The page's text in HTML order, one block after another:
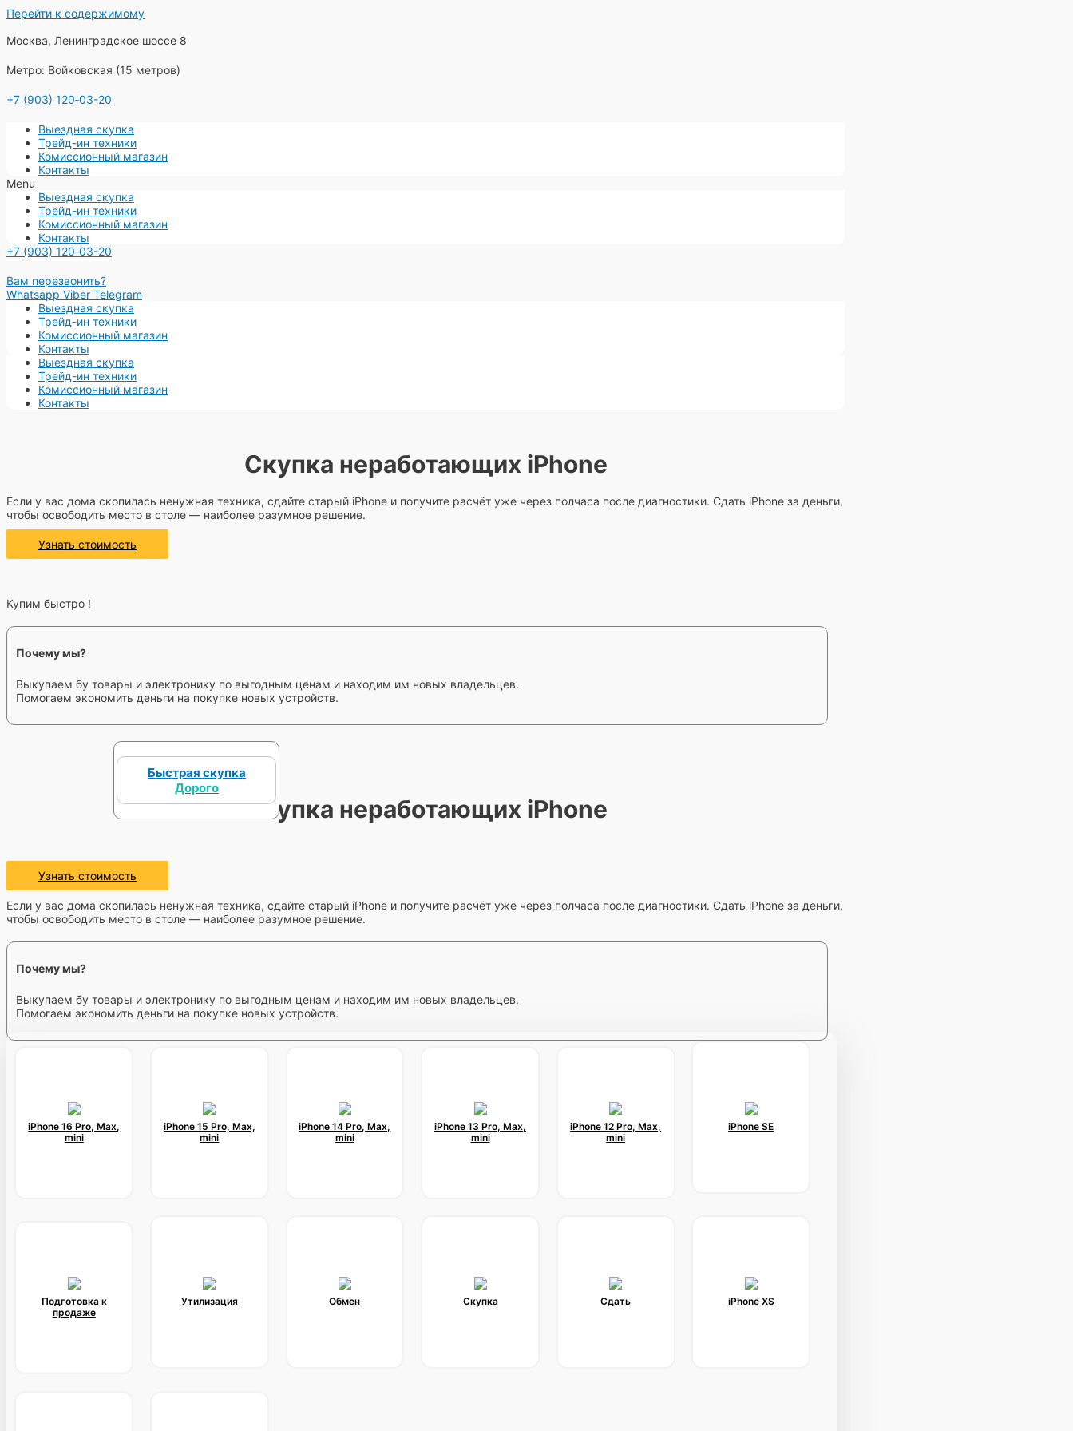
Перейти к содержимому
Москва, Ленинградское шоссе 8
Метро: Войковская (15 метров)
+7 (903) 120‑03-20
Выездная скупка
Трейд-ин техники
Комиссионный магазин
Контакты
Menu
Выездная скупка
Трейд-ин техники
Комиссионный магазин
Контакты
+7 (903) 120‑03-20
Вам перезвонить?
Whatsapp Viber Telegram
Выездная скупка
Трейд-ин техники
Комиссионный магазин
Контакты
Выездная скупка
Трейд-ин техники
Комиссионный магазин
Контакты
Скупка неработающих iPhone
Если у вас дома скопилась ненужная техника, сдайте старый iPhone и получите расчёт уже через полчаса после диагностики. Сдать iPhone за деньги,
чтобы освободить место в столе — наиболее разумное решение.
Узнать стоимость
Купим быстро !
Почему мы?
Выкупаем бу товары и электронику по выгодным ценам и находим им новых владельцев.
Помогаем экономить деньги на покупке новых устройств.
Быстрая скупка
Дорого
Скупка неработающих iPhone
Узнать стоимость
Если у вас дома скопилась ненужная техника, сдайте старый iPhone и получите расчёт уже через полчаса после диагностики. Сдать iPhone за деньги,
чтобы освободить место в столе — наиболее разумное решение.
Почему мы?
Выкупаем бу товары и электронику по выгодным ценам и находим им новых владельцев.
Помогаем экономить деньги на покупке новых устройств.
iPhone 16 Pro, Max,
mini
iPhone 15 Pro, Max,
mini
iPhone 14 Pro, Max,
mini
iPhone 13 Pro, Max,
mini
iPhone 12 Pro, Max,
mini
iPhone SE
Подготовка к
продаже
Утилизация Обмен Скупка Сдать iPhone XS